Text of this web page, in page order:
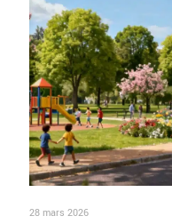
28 mars 2026